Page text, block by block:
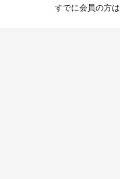
すでに会員の方は